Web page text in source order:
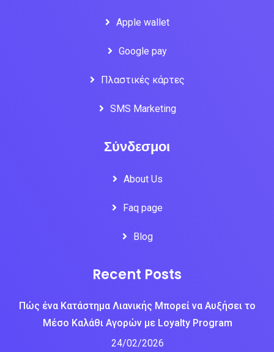
Apple wallet
Google pay
Πλαστικές κάρτες
SMS Marketing
Σύνδεσμοι
About Us
Faq page
Blog
Recent Posts
Πώς ένα Κατάστημα Λιανικής Μπορεί να Αυξήσει το
Μέσο Καλάθι Αγορών με Loyalty Program
24/02/2026